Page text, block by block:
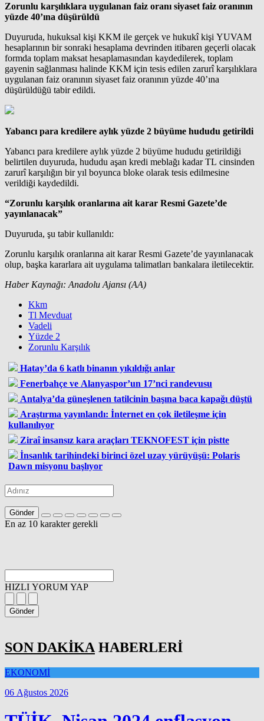
Zorunlu karşılıklara uygulanan faiz oranı siyaset faiz oranının
yüzde 40’ına düşürüldü
Duyuruda, hukuksal kişi KKM ile gerçek ve hukukî kişi YUVAM
hesaplarının bir sonraki hesaplama devrinden itibaren geçerli olacak
formda toplam maksat hesaplamasından kaydedilerek, toplam
gayenin sağlanması halinde KKM için tesis edilen zarurî karşılıklara
uygulanan faiz oranının siyaset faiz oranının yüzde 40’ına
düşürüldüğü tabir edildi.
Yabancı para kredilere aylık yüzde 2 büyüme hududu getirildi
Yabancı para kredilere aylık yüzde 2 büyüme hududu getirildiği
belirtilen duyuruda, hududu aşan kredi meblağı kadar TL cinsinden
zarurî karşılığın bir yıl boyunca bloke olarak tesis edilmesine
verildiği kaydedildi.
“Zorunlu karşılık oranlarına ait karar Resmi Gazete’de
yayınlanacak”
Duyuruda, şu tabir kullanıldı:
Zorunlu karşılık oranlarına ait karar Resmi Gazete’de yayınlanacak
olup, başka kararlara ait uygulama talimatları bankalara iletilecektir.
Haber Kaynağı: Anadolu Ajansı (AA)
Kkm
Tl Mevduat
Vadeli
Yüzde 2
Zorunlu Karşılık
Hatay’da 6 katlı binanın yıkıldığı anlar
Fenerbahçe ve Alanyaspor’un 17’nci randevusu
Antalya’da güneşlenen tatilcinin başına baca kapağı düştü
Araştırma yayınlandı: İnternet en çok iletileşme için
kullanılıyor
Ziraî insansız kara araçları TEKNOFEST için pistte
İnsanlık tarihindeki birinci özel uzay yürüyüşü: Polaris
Dawn misyonu başlıyor
Gönder
En az 10 karakter gerekli
HIZLI YORUM YAP
Gönder
SON DAKİKA HABERLERİ
EKONOMİ
06 Ağustos 2026